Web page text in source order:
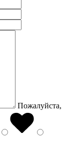
Пожалуйста,